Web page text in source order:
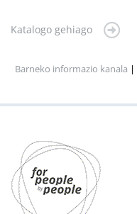
Katalogo gehiago
Barneko informazio kanala |